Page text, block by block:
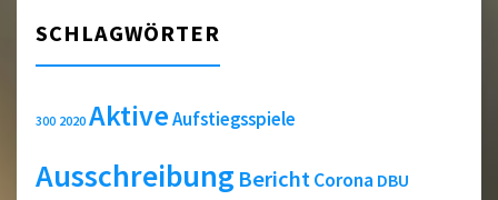
SCHLAGWÖRTER
300 2020 AktiveAufstiegsspiele
Ausschreibung BerichtCorona DBU